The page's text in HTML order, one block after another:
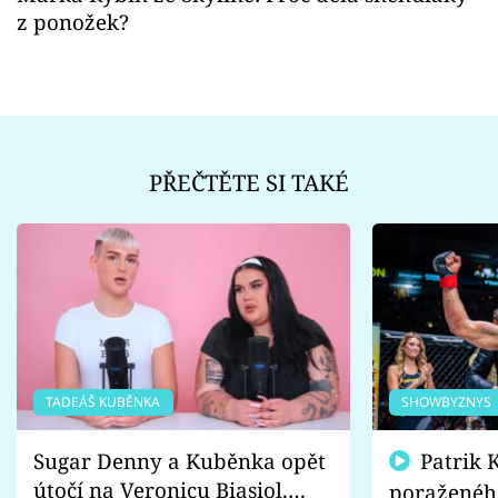
z ponožek?
PŘEČTĚTE SI TAKÉ
TADEÁŠ KUBĚNKA
Sugar Denny a Kuběnka opět
útočí na Veronicu Biasiol.
SHOWBYZNYS